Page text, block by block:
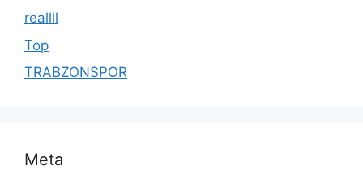
reallll
Top
TRABZONSPOR
Meta